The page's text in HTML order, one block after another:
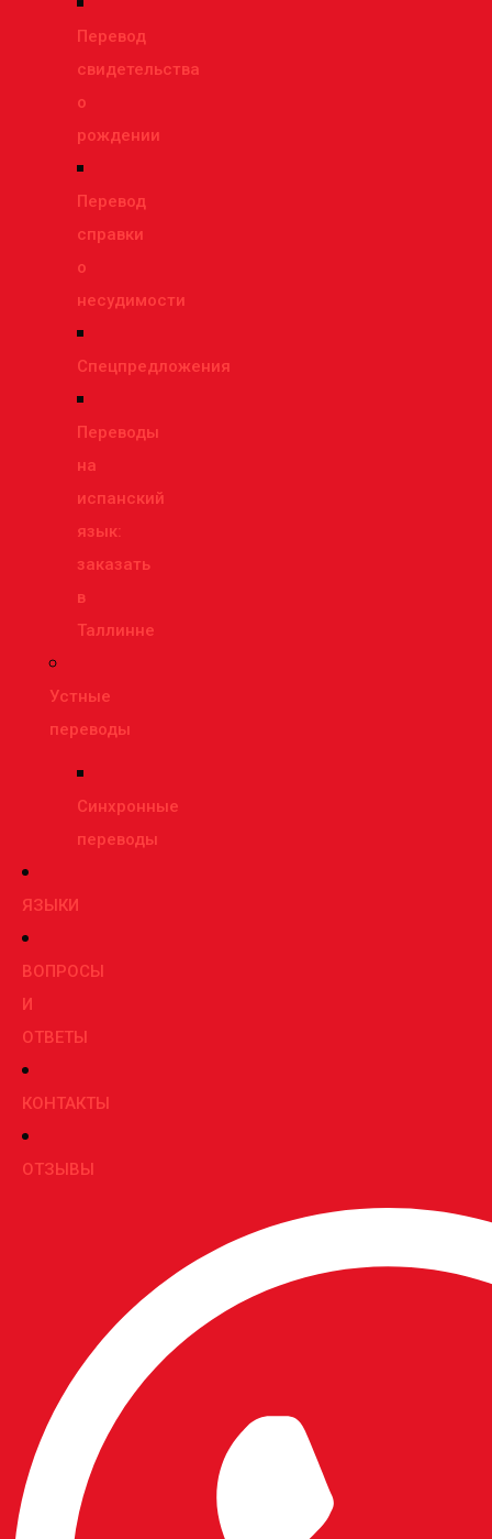
Перевод
свидетельства
о
рождении
Перевод
справки
о
несудимости
Спецпредложения
Переводы
на
испанский
язык:
заказать
в
Таллинне
Устные
переводы
Синхронные
переводы
ЯЗЫКИ
ВОПРОСЫ
И
ОТВЕТЫ
КОНТАКТЫ
ОТЗЫВЫ